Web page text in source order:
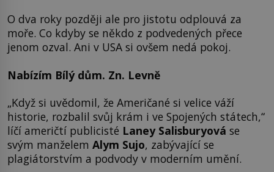
O dva roky později ale pro jistotu odplouvá za
moře. Co kdyby se někdo z podvedených přece
jenom ozval. Ani v USA si ovšem nedá pokoj.
Nabízím Bílý dům. Zn. Levně
„Když si uvědomil, že Američané si velice váží
historie, rozbalil svůj krám i ve Spojených státech,“
líčí američtí publicisté Laney Salisburyová se
svým manželem Alym Sujo, zabývající se
plagiátorstvím a podvody v moderním umění.